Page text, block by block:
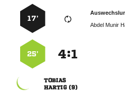
 
17’
:
25’

 